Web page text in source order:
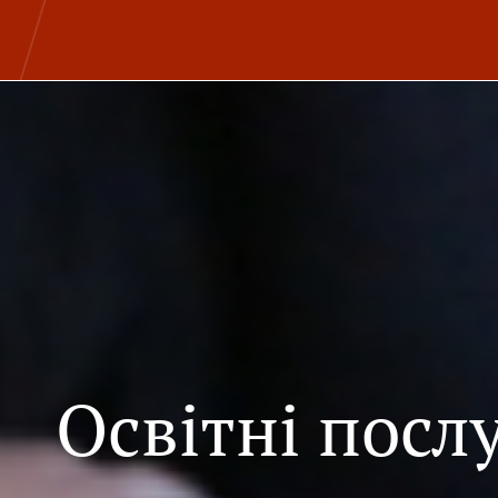
Освітні